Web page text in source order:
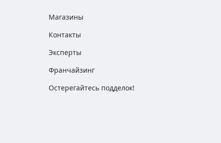
Магазины
Контакты
Эксперты
Франчайзинг
Остерегайтесь подделок!